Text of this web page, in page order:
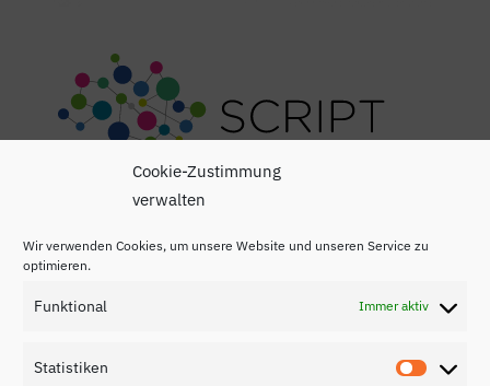
Cookie-Zustimmung
verwalten
Wir verwenden Cookies, um unsere Website und unseren Service zu
optimieren.
Funktional Immer aktiv
Statistiken
Impressum